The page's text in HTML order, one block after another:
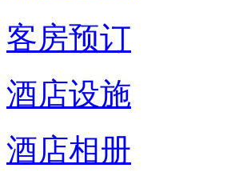
客房预订
酒店设施
酒店相册